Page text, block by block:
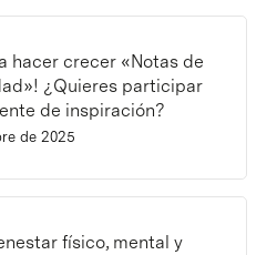
hacer crecer «Notas de
¿Quieres participar
de inspiración?
de 2025
físico, mental y